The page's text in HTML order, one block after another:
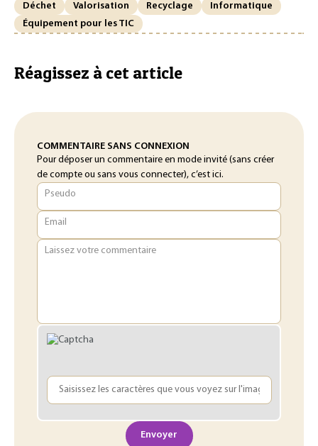
Déchet Valorisation Recyclage
Informatique
Équipement pour les TIC
Réagissez à cet article
COMMENTAIRE SANS CONNEXION
Pour déposer un commentaire en mode invité (sans créer
de compte ou sans vous connecter), c’est ici.
Pseudo
Email
Laissez votre commentaire
Envoyer